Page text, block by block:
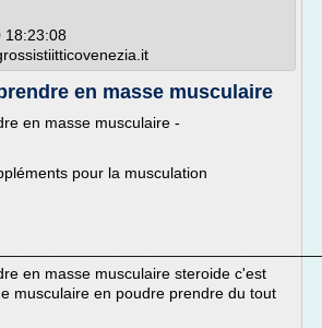
18:23:08
en masse musculaire
en masse musculaire -
pour la musculation
en masse musculaire steroide c'est
musculaire en poudre prendre du tout